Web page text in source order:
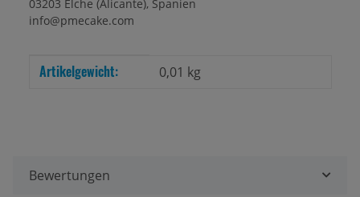
03203 Elche (Alicante), Spanien
info@pmecake.com
Produkteigenschaft
Wert
Artikelgewicht: 0,01 kg
Bewertungen